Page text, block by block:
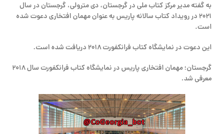
به گفته مدیر مرکز کتاب ملی در گرجستان، دی مترولی، گرجستان در سال
۲۰۲۱ در رویداد کتاب سالانه پاریس به عنوان مهمان افتخاری دعوت شده
است.
این دعوت در نمایشگاه کتاب فرانکفورت ۲۰۱۸ دریافت شده است.
گرجستان؛ مهمان افتخاری پاریس در نمایشگاه کتاب فرانکفورت سال ۲۰۱۸
معرفی شد.